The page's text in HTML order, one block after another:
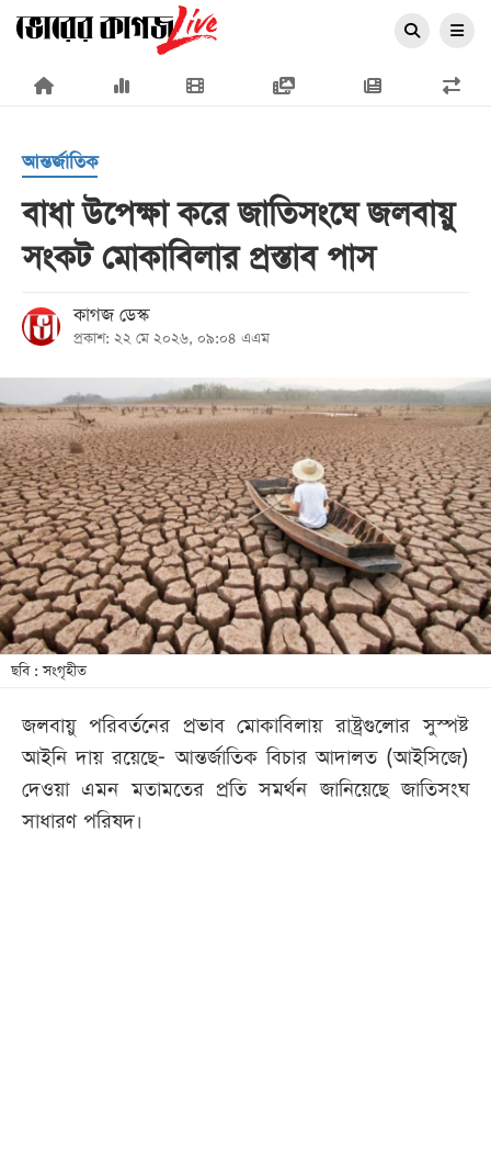
×
প্রচ্ছদ
জাতীয়
রাজনীতি
অর্থনীতি
আন্তর্জাতিক
সারাদেশ
খেলা
বিনোদন
লাইফ
স্টাইল
শিক্ষা
সব
বিভাগ
আন্তর্জাতিক
বাধা উপেক্ষা করে জাতিসংঘে জলবায়ু
সংকট মোকাবিলার প্রস্তাব পাস
কাগজ ডেস্ক
প্রকাশ: ২২ মে ২০২৬, ০৯:০৪ এএম
ছবি : সংগৃহীত
জলবায়ু পরিবর্তনের প্রভাব মোকাবিলায় রাষ্ট্রগুলোর সুস্পষ্ট
আইনি দায় রয়েছে- আন্তর্জাতিক বিচার আদালত (আইসিজে)
দেওয়া এমন মতামতের প্রতি সমর্থন জানিয়েছে জাতিসংঘ
সাধারণ পরিষদ।